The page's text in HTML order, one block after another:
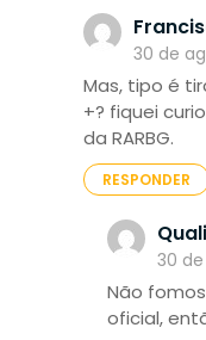
30 de
Mas, tipo é
+? fiquei
da RARBG.
RESPONDER
30 de
Não
oficial,